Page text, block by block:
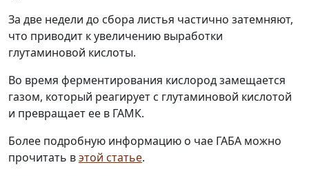
За две недели до сбора листья частично затемняют,
что приводит к увеличению выработки
глутаминовой кислоты.
Во время ферментирования кислород замещается
газом, который реагирует с глутаминовой кислотой
и превращает ее в ГАМК.
Более подробную информацию о чае ГАБА можно
прочитать вэтой статье.